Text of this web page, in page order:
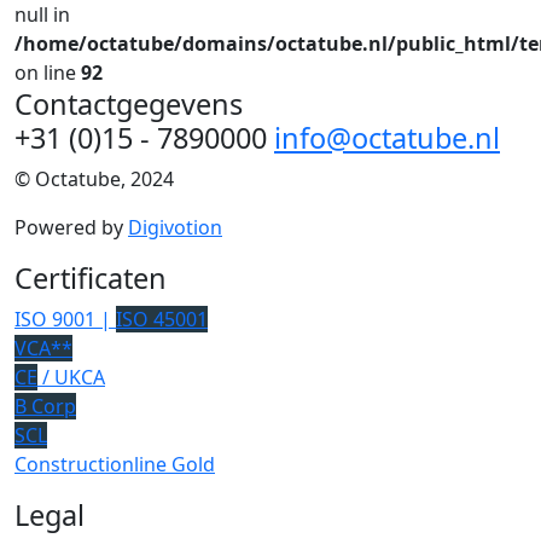
null in
/home/octatube/domains/octatube.nl/public_html/
on line92
Contactgegevens
+31 (0)15 - 7890000 info@octatube.nl
© Octatube, 2024
Powered by Digivotion
Certificaten
ISO 9001 | ISO 45001
VCA**
CE / UKCA
B Corp
SCL
Constructionline Gold
Legal